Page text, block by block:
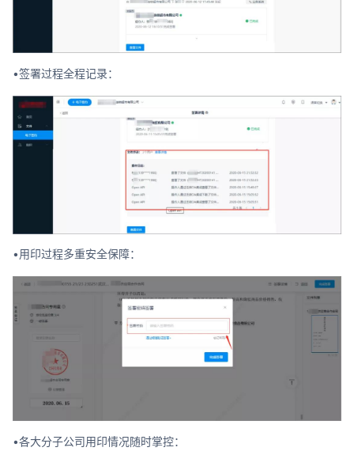
•签署过程全程记录：
•用印过程多重安全保障：
•各大分子公司用印情况随时掌控：